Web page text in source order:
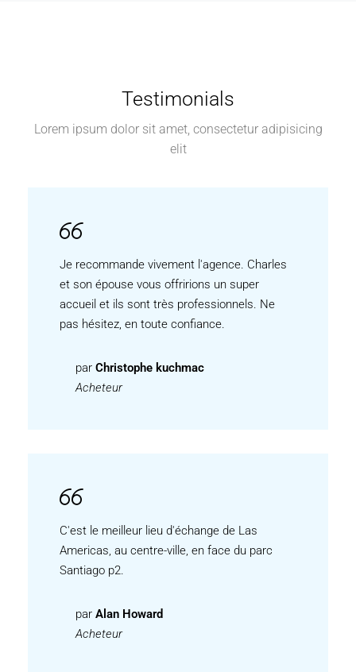
Testimonials
Lorem ipsum dolor sit amet, consectetur adipisicing
elit
Je recommande vivement l'agence. Charles
et son épouse vous offririons un super
accueil et ils sont très professionnels. Ne
pas hésitez, en toute confiance.
par Christophe kuchmac
Acheteur
C'est le meilleur lieu d'échange de Las
Americas, au centre-ville, en face du parc
Santiago p2.
par Alan Howard
Acheteur